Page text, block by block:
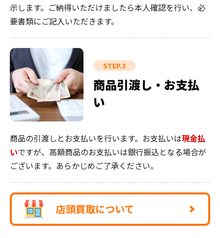
示します。ご納得いただけましたら本人確認を行い、必
要書類にご記入いただきます。
STEP.3
商品引渡し・お支払
い
商品の引渡しとお支払いを行います。お支払いは現金払
いですが、高額商品のお支払いは銀行振込となる場合が
ございます。あらかじめご了承ください。
店頭買取について